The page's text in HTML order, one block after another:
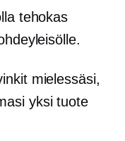
tehokas
mielessäsi,
yksi tuote